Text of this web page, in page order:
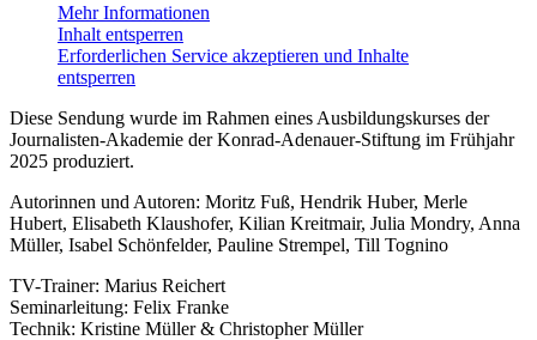
Mehr Informationen
Inhalt entsperren
Erforderlichen Service akzeptieren und Inhalte
entsperren
Diese Sendung wurde im Rahmen eines Ausbildungskurses der
Journalisten-Akademie der Konrad-Adenauer-Stiftung im Frühjahr
2025 produziert.
Autorinnen und Autoren: Moritz Fuß, Hendrik Huber, Merle
Hubert, Elisabeth Klaushofer, Kilian Kreitmair, Julia Mondry, Anna
Müller, Isabel Schönfelder, Pauline Strempel, Till Tognino
TV-Trainer: Marius Reichert
Seminarleitung: Felix Franke
Technik: Kristine Müller & Christopher Müller